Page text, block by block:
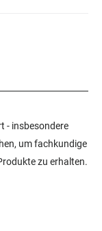
- insbesondere
um fachkundige
zu erhalten.